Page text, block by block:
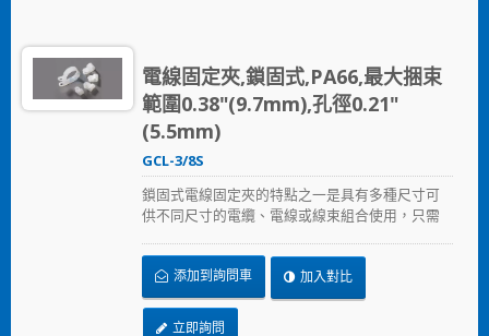
電線固定夾,鎖固式,PA66,最大捆束
範圍0.38"(9.7mm),孔徑0.21"
(5.5mm)
GCL-3/8S
鎖固式電線固定夾的特點之一是具有多種尺寸可
供不同尺寸的電纜、電線或線束組合使用，只需
添加到詢問車 加入對比
立即詢問